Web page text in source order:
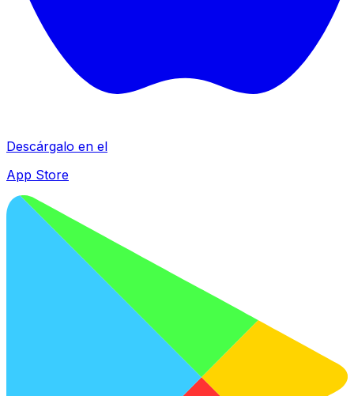
Descárgalo en el
App Store